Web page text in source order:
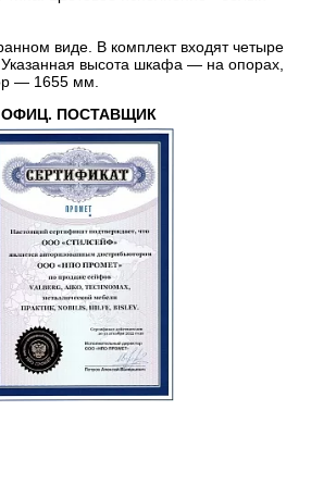
виде. В комплект входят четыре
высота шкафа — на опорах,
— 1655 мм.
ОФИЦ. ПОСТАВЩИК